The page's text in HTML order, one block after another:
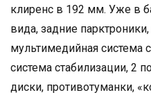
клиренс в 192 мм. Уже в
вида, задние
мультимедийная система
система стабилизации, 2
диски, противотуманки,